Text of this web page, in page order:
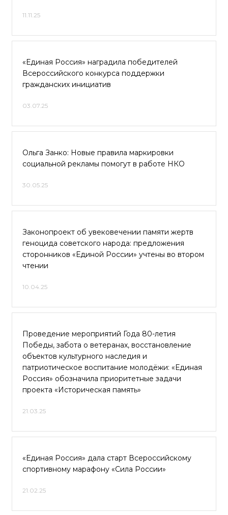
11.11.25
«Единая Россия» наградила победителей
Всероссийского конкурса поддержки
гражданских инициатив
03.07.25
Ольга Занко: Новые правила маркировки
социальной рекламы помогут в работе НКО
30.05.25
Законопроект об увековечении памяти жертв
геноцида советского народа: предложения
сторонников «Единой России» учтены во втором
чтении
10.04.25
Проведение мероприятий Года 80-летия
Победы, забота о ветеранах, восстановление
объектов культурного наследия и
патриотическое воспитание молодёжи: «Единая
Россия» обозначила приоритетные задачи
проекта «Историческая память»
21.03.25
«Единая Россия» дала старт Всероссийскому
спортивному марафону «Сила России»
21.02.25